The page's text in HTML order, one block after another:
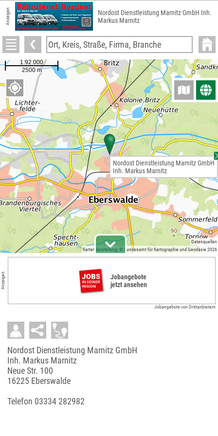
Anzeigen
Nordost Dienstleistung Marnitz GmbH Inh.
Markus Marnitz
Kartendarstellung: © Bundesamt für Kartographie und Geodäsie 2026
Datenquellen
Nordost Dienstleistung Marnitz GmbH
Inh. Markus Marnitz
Anzeigen
Jobangebote
jetzt ansehen
Jobangebote von Drittanbietern
Nordost Dienstleistung Marnitz GmbH
Inh. Markus Marnitz
Neue Str. 100
16225 Eberswalde
Telefon 03334 282982